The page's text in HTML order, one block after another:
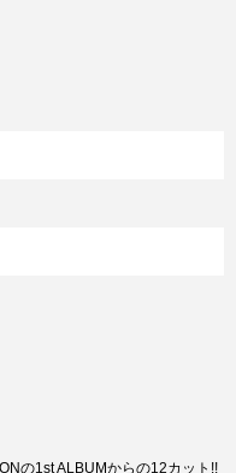
の1st ALBUMからの12カット!!